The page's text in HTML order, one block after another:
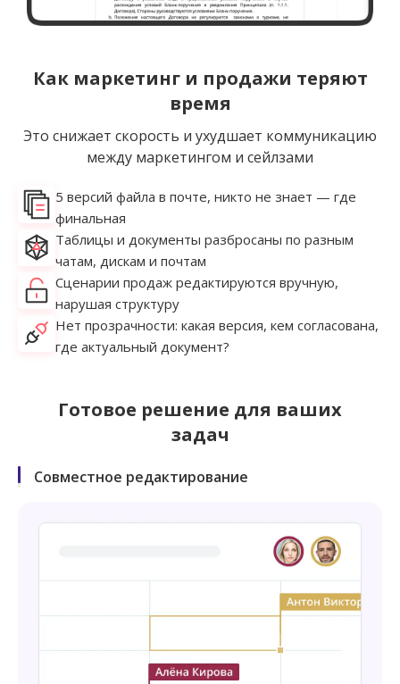
Как маркетинг и продажи теряют
время
Это снижает скорость и ухудшает коммуникацию
между маркетингом и сейлзами
5 версий файла в почте, никто не знает — где
финальная
Таблицы и документы разбросаны по разным
чатам, дискам и почтам
Сценарии продаж редактируются вручную,
нарушая структуру
Нет прозрачности: какая версия, кем согласована,
где актуальный документ?
Готовое решение для ваших
задач
Совместное редактирование